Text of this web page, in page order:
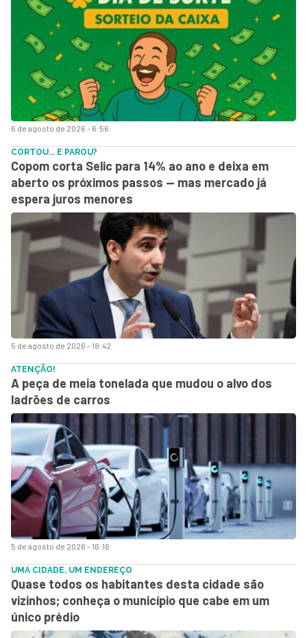
6 de agosto de 2026 - 6:56
5 de agosto de 2026 - 18:42
CORTOU... E PAROU?
Copom corta Selic para 14% ao ano e deixa em
aberto os próximos passos — mas mercado já
espera juros menores
5 de agosto de 2026 - 16:16
ATENÇÃO!
A peça de meia tonelada que mudou o alvo dos
ladrões de carros
UMA CIDADE, UM ENDEREÇO
Quase todos os habitantes desta cidade são
vizinhos; conheça o município que cabe em um
único prédio